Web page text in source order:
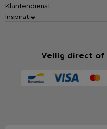
Klantendienst
Inspiratie
Veilig direct of